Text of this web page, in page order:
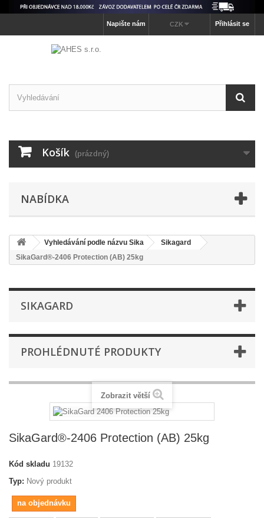
Přihlásit se
CZK
Napište nám
Košík (prázdný)
NABÍDKA
Vyhledávání podle názvu Sika
Sikagard
SikaGard®-2406 Protection (AB) 25kg
SIKAGARD
PROHLÉDNUTÉ PRODUKTY
Zobrazit větší
SikaGard®-2406 Protection (AB) 25kg
Kód skladu 19132
Typ: Nový produkt
na objednávku